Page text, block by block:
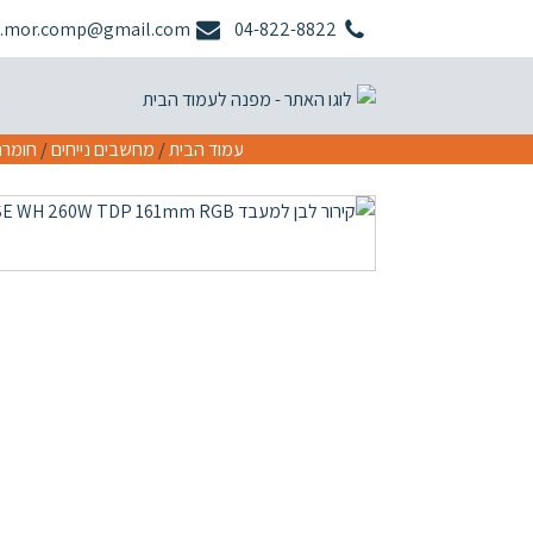
04-822-8822
עמוד הבית/ מחשבים נייחים/